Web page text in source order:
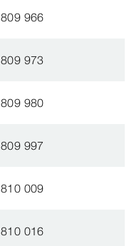
809 966
809 973
809 980
809 997
810 009
810 016